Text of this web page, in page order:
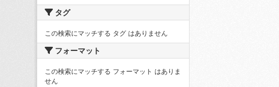
タグ
この検索にマッチする タグ はありません
フォーマット
この検索にマッチする フォーマット はありま
せん